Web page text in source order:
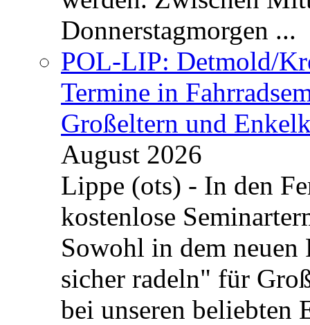
Donnerstagmorgen ...
POL-LIP: Detmold/
Termine in
Großeltern und
August 2026
Lippe (ots) - In den
kostenlose
Sowohl in dem neuen
sicher radeln" für
bei unseren beliebten